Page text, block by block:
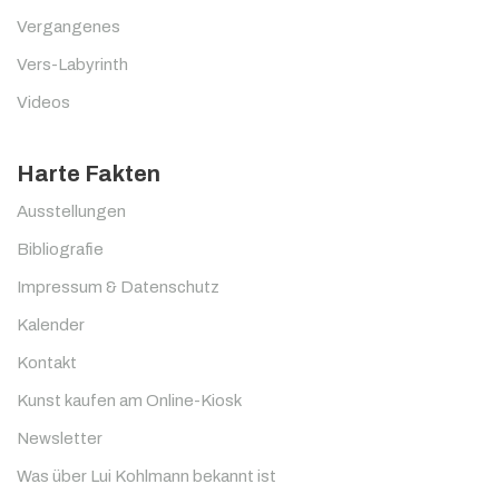
Vergangenes
Vers-Labyrinth
Videos
Harte Fakten
Ausstellungen
Bibliografie
Impressum & Datenschutz
Kalender
Kontakt
Kunst kaufen am Online-Kiosk
Newsletter
Was über Lui Kohlmann bekannt ist